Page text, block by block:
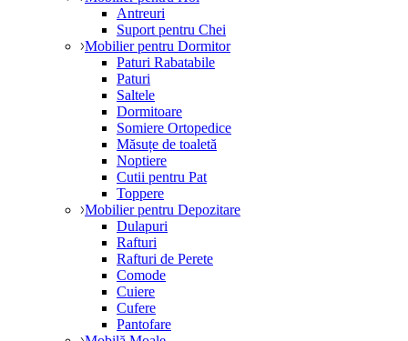
Antreuri
Suport pentru Chei
Mobilier pentru Dormitor
Paturi Rabatabile
Paturi
Saltele
Dormitoare
Somiere Ortopedice
Măsuțe de toaletă
Noptiere
Cutii pentru Pat
Toppere
Mobilier pentru Depozitare
Dulapuri
Rafturi
Rafturi de Perete
Comode
Cuiere
Cufere
Pantofare